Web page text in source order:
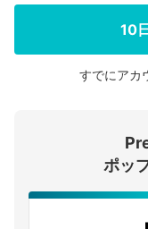
10
すでにアカ
ポッ